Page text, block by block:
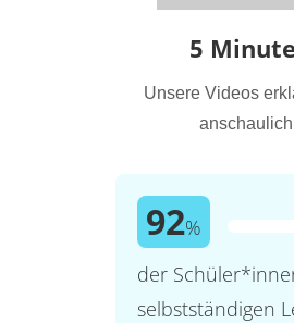
5
Unsere Videos
92%
der
selbstständigen